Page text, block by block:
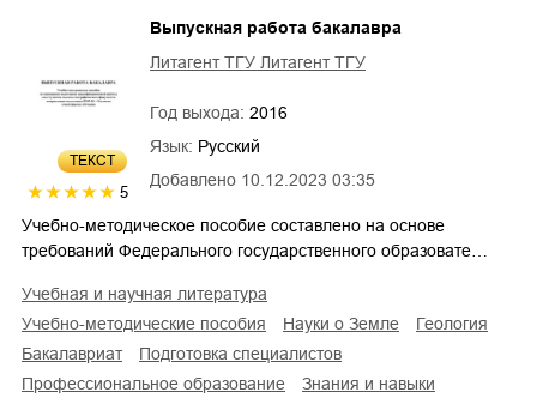
ТЕКСТ
5
Добавлено 10.12.2023 03:35
Выпускная работа бакалавра
Литагент ТГУ Литагент ТГУ
Год выхода: 2016
Язык: Русский
Учебно-методическое пособие составлено на основе
требований Федерального государственного образовате…
учебная и научная литература
учебно-методические пособия
науки о Земле
геология
бакалавриат
подготовка специалистов
профессиональное образование
знания и навыки